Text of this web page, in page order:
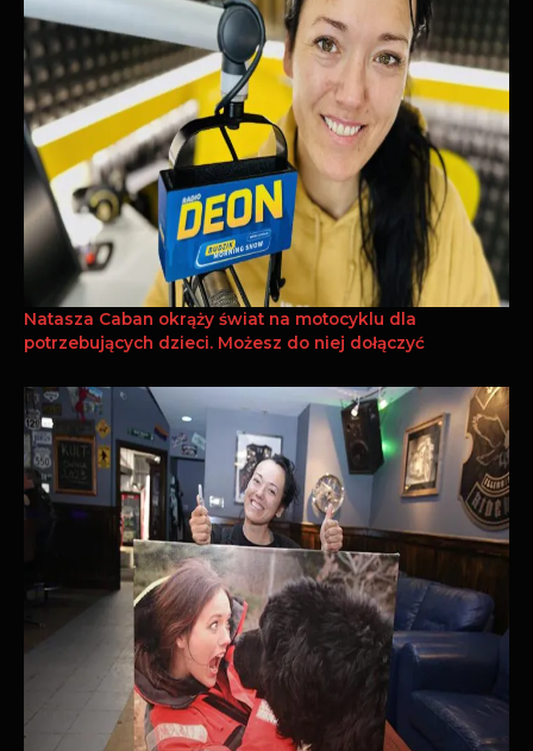
Natasza Caban okrąży świat na motocyklu dla
potrzebujących dzieci. Możesz do niej dołączyć